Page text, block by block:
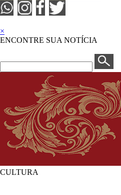
×
ENCONTRE SUA NOTÍCIA
CULTURA